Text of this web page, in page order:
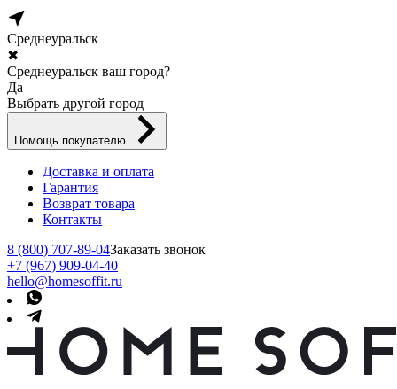
Среднеуральск
✖
Среднеуральск ваш город?
Да
Выбрать другой город
Помощь покупателю
Доставка и оплата
Гарантия
Возврат товара
Контакты
8 (800) 707-89-04Заказать звонок
+7 (967) 909-04-40
hello@homesoffit.ru